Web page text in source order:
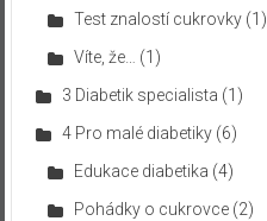
Test znalostí cukrovky(1)
Víte, že… (1)
3 Diabetik specialista (1)
4 Pro malé diabetiky(6)
Edukace diabetika (4)
Pohádky o cukrovce(2)